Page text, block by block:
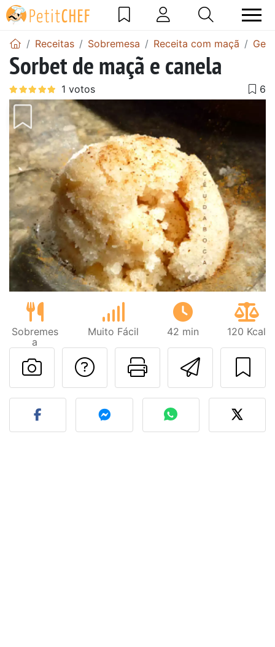
Receitas Sobremesa Receita com maçã
Sorbet de maçã e canela
Sobremes
a
Muito Fácil 42 min 120 Kcal
Imprima
Falar com o autor
Fez esta receita?